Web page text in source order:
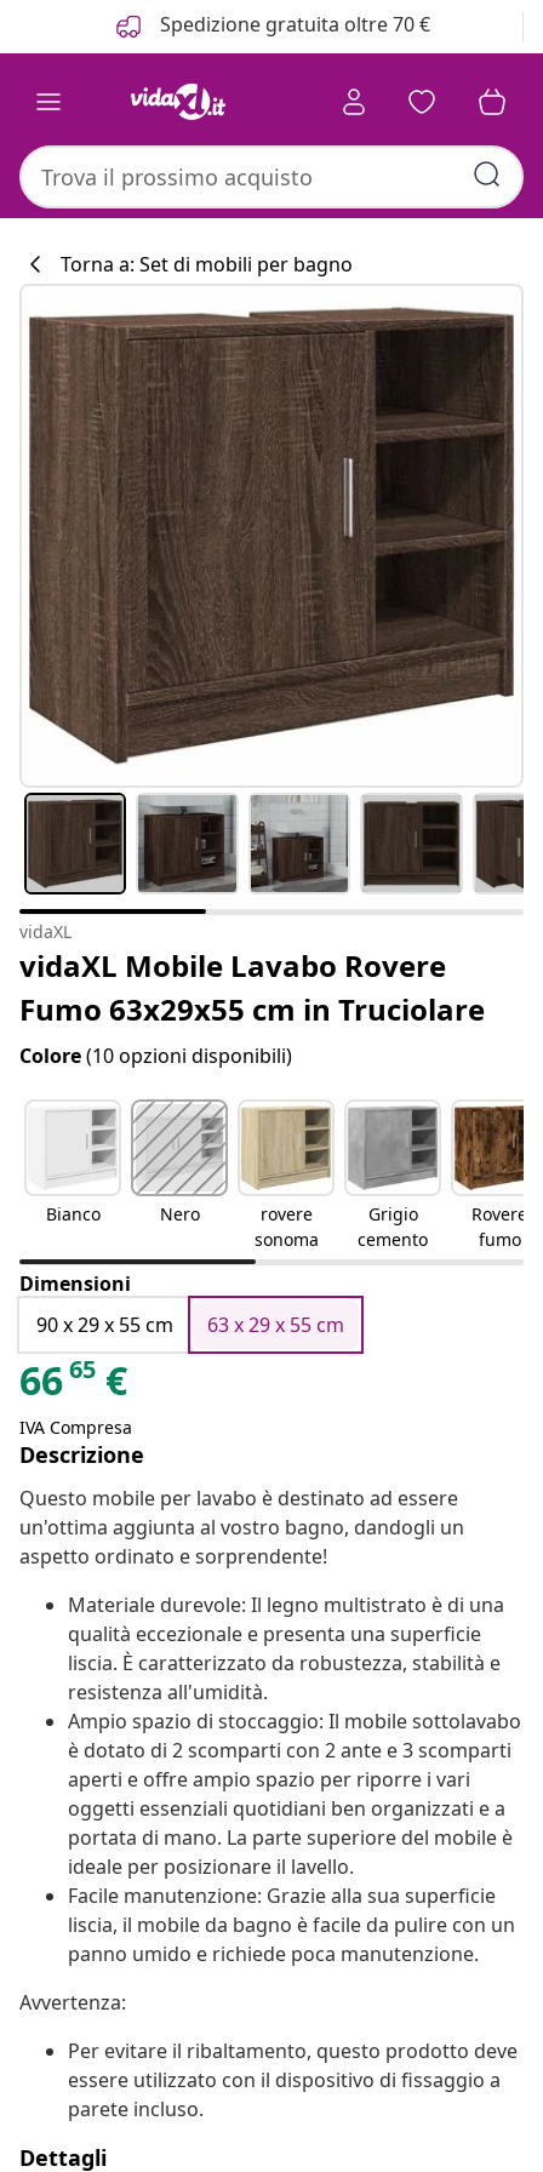
Spedizione gratuita oltre 70 €
Torna a: Set di mobili per bagno
vidaXL
vidaXL Mobile Lavabo Rovere
Fumo 63x29x55 cm in Truciolare
Colore(10 opzioni disponibili)
Bianco Nero
rovere
sonoma
Grigio
cemento
Rovere
fumo
Dimensioni
90 x 29 x 55 cm
63 x 29 x 55 cm
6665 €
IVA Compresa
Descrizione
Questo mobile per lavabo è destinato ad essere
un'ottima aggiunta al vostro bagno, dandogli un
aspetto ordinato e sorprendente!
Materiale durevole: Il legno multistrato è di una
qualità eccezionale e presenta una superficie
liscia. È caratterizzato da robustezza, stabilità e
resistenza all'umidità.
Ampio spazio di stoccaggio: Il mobile sottolavabo
è dotato di 2 scomparti con 2 ante e 3 scomparti
aperti e offre ampio spazio per riporre i vari
oggetti essenziali quotidiani ben organizzati e a
portata di mano. La parte superiore del mobile è
ideale per posizionare il lavello.
Facile manutenzione: Grazie alla sua superficie
liscia, il mobile da bagno è facile da pulire con un
panno umido e richiede poca manutenzione.
Avvertenza:
Per evitare il ribaltamento, questo prodotto deve
essere utilizzato con il dispositivo di fissaggio a
parete incluso.
Dettagli